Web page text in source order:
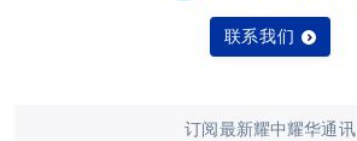
联系我们
订阅最新耀中耀华通讯